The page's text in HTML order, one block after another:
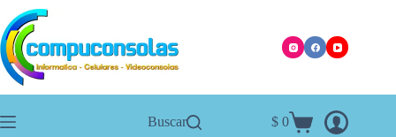
Saltar
al
contenido
Buscar
Carro
$ 0